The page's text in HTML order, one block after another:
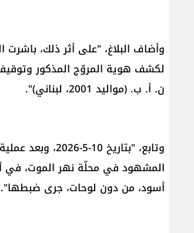
وأضاف البلاغ، "على أثر ذلك، باشرت
لكشف هوية المروّج المذكور
ن. أ. ب. (مواليد 2001، لبناني)".
وتابع،
المشهود في محلّة نهر الموت، في
أسود، من دون لوحات، جرى ضبطها".